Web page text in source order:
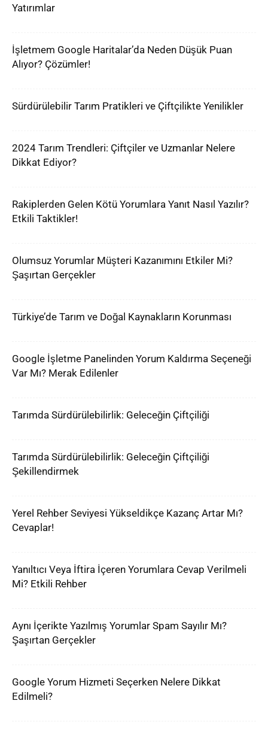
Yatırımlar
İşletmem Google Haritalar’da Neden Düşük Puan
Alıyor? Çözümler!
Sürdürülebilir Tarım Pratikleri ve Çiftçilikte Yenilikler
2024 Tarım Trendleri: Çiftçiler ve Uzmanlar Nelere
Dikkat Ediyor?
Rakiplerden Gelen Kötü Yorumlara Yanıt Nasıl Yazılır?
Etkili Taktikler!
Olumsuz Yorumlar Müşteri Kazanımını Etkiler Mi?
Şaşırtan Gerçekler
Türkiye’de Tarım ve Doğal Kaynakların Korunması
Google İşletme Panelinden Yorum Kaldırma Seçeneği
Var Mı? Merak Edilenler
Tarımda Sürdürülebilirlik: Geleceğin Çiftçiliği
Tarımda Sürdürülebilirlik: Geleceğin Çiftçiliği
Şekillendirmek
Yerel Rehber Seviyesi Yükseldikçe Kazanç Artar Mı?
Cevaplar!
Yanıltıcı Veya İftira İçeren Yorumlara Cevap Verilmeli
Mi? Etkili Rehber
Aynı İçerikte Yazılmış Yorumlar Spam Sayılır Mı?
Şaşırtan Gerçekler
Google Yorum Hizmeti Seçerken Nelere Dikkat
Edilmeli?